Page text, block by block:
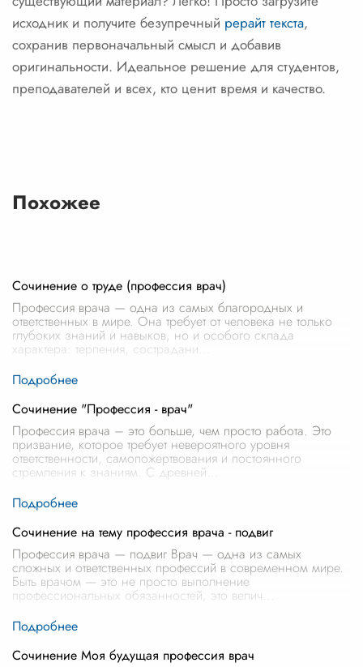
исходник и получите безупречный рерайт текста,
сохранив первоначальный смысл и добавив
оригинальности. Идеальное решение для студентов,
преподавателей и всех, кто ценит время и качество.
Похожее
Сочинение о труде (профессия врач)
Профессия врача — одна из самых благородных и
ответственных в мире. Она требует от человека не только
глубоких знаний и навыков, но и особого склада
характера: терпения, сострадани
Сочинение "Профессия - врач"
Профессия врача – это больше, чем просто работа. Это
призвание, которое требует невероятного уровня
ответственности, самопожертвования и постоянного
стремления к знаниям. С древней
Сочинение на тему профессия врача - подвиг
Профессия врача — подвиг Врач — одна из самых
сложных и ответственных профессий в современном мире.
Быть врачом — это не просто выполнение
профессиональных обязанностей, это велич
Сочинение Моя будущая профессия врач